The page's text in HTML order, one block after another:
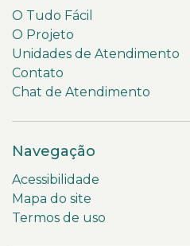
O Tudo Fácil
O Projeto
Unidades de Atendimento
Contato
Chat de Atendimento
Navegação
Acessibilidade
Mapa do site
Termos de uso